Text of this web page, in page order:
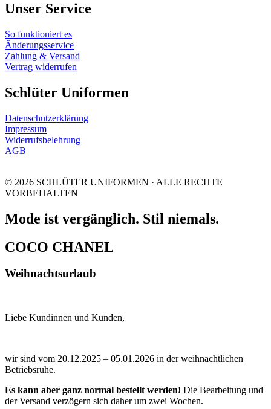
Unser Service
So funktioniert es
Änderungsservice
Zahlung & Versand
Vertrag widerrufen
Schlüter Uniformen
Datenschutzerklärung
Impressum
Widerrufsbelehrung
AGB
© 2026 SCHLÜTER UNIFORMEN · ALLE RECHTE
VORBEHALTEN
Mode ist vergänglich. Stil niemals.
COCO CHANEL
Weihnachtsurlaub
Liebe Kundinnen und Kunden,
wir sind vom 20.12.2025 – 05.01.2026 in der weihnachtlichen
Betriebsruhe.
Es kann aber ganz normal bestellt werden! Die Bearbeitung und
der Versand verzögern sich daher um zwei Wochen.